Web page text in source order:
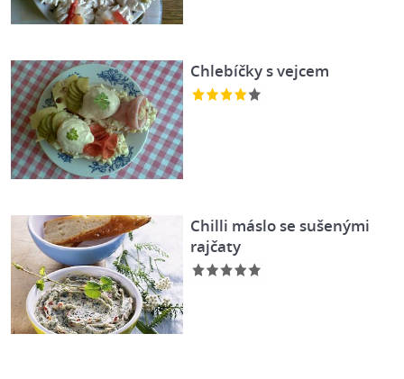
Chlebíčky s vejcem
Chilli máslo se sušenými
rajčaty